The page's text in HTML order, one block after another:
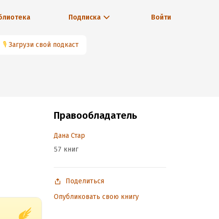
Подписка Войти
🎙 Загрузи свой подкаст
Правообладатель
Дана Стар
57 книг
Поделиться
Опубликовать свою книгу